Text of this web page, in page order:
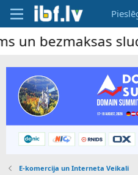
sludinājumu
E-komercija un Interneta Veikali